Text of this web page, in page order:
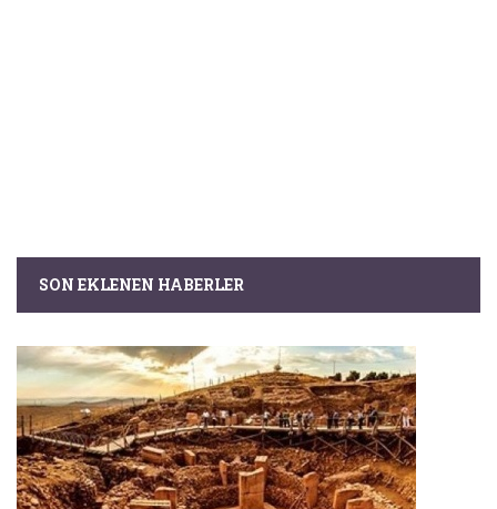
SON EKLENEN HABERLER